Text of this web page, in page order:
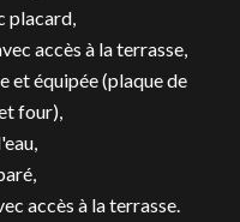
placard,
accès à la terrasse,
et équipée (plaque de
four),
accès à la terrasse.